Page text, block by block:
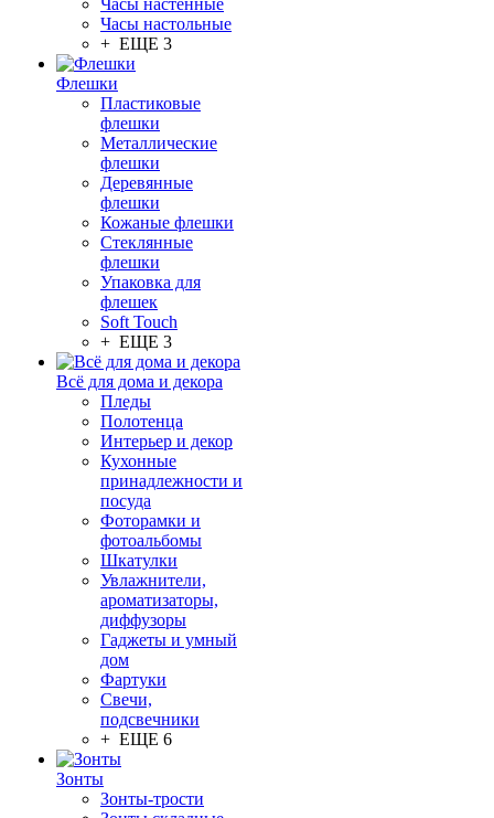
Часы настенные
Часы настольные
+ ЕЩЕ 3
Флешки
Пластиковые
флешки
Металлические
флешки
Деревянные
флешки
Кожаные флешки
Стеклянные
флешки
Упаковка для
флешек
Soft Touch
+ ЕЩЕ 3
Всё для дома и декора
Пледы
Полотенца
Интерьер и декор
Кухонные
принадлежности и
посуда
Фоторамки и
фотоальбомы
Шкатулки
Увлажнители,
ароматизаторы,
диффузоры
Гаджеты и умный
дом
Фартуки
Свечи,
подсвечники
+ ЕЩЕ 6
Зонты
Зонты-трости